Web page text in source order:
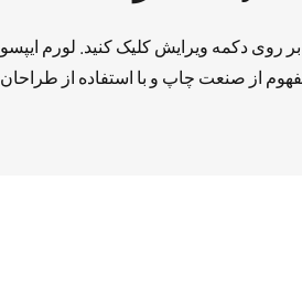
بر روی دکمه ویرایش کلیک کنید. لورم
از صنعت چاپ و با استفاده از